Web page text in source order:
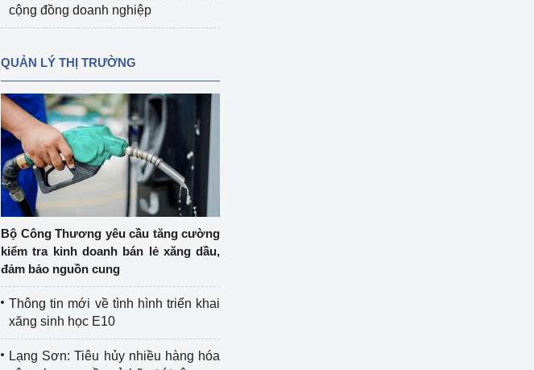
cộng đồng doanh nghiệp
QUẢN LÝ THỊ TRƯỜNG
Bộ Công Thương yêu cầu tăng cường
kiểm tra kinh doanh bán lẻ xăng dầu,
đảm bảo nguồn cung
Thông tin mới về tình hình triển khai
xăng sinh học E10
Lạng Sơn: Tiêu hủy nhiều hàng hóa